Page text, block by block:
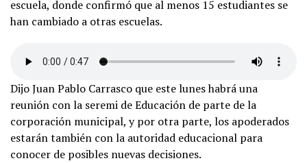
escuela, donde confirmó que al menos 15 estudiantes se
han cambiado a otras escuelas.
Dijo Juan Pablo Carrasco que este lunes habrá una
reunión con la seremi de Educación de parte de la
corporación municipal, y por otra parte, los apoderados
estarán también con la autoridad educacional para
conocer de posibles nuevas decisiones.